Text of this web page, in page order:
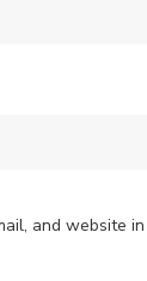
and website